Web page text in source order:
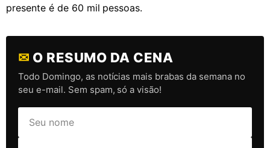
presente é de 60 mil pessoas.
✉ O RESUMO DA CENA
Todo Domingo, as notícias mais brabas da semana no
seu e-mail. Sem spam, só a visão!